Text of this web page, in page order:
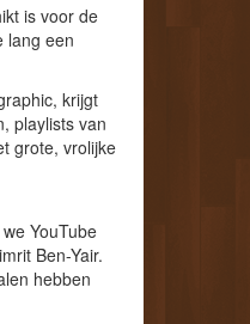
is voor de
lang een
krijgt
playlists van
grote, vrolijke
YouTube
Ben-Yair.
hebben